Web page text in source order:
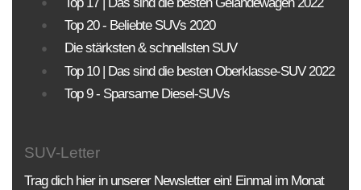
Top 20 - Beliebte SUVs 2020
Die stärksten & schnellsten SUV
Top 10 | Das sind die besten Oberklasse-SUV 2022
Top 9 - Sparsame Diesel-SUVs
SUV-Letter
Trag dich hier in unserer Newsletter ein! Einmal im Monat